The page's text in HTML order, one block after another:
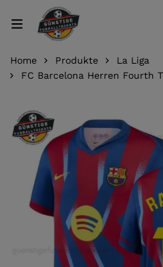
Home Produkte
La Liga
FC Barcelona Herren Fourth